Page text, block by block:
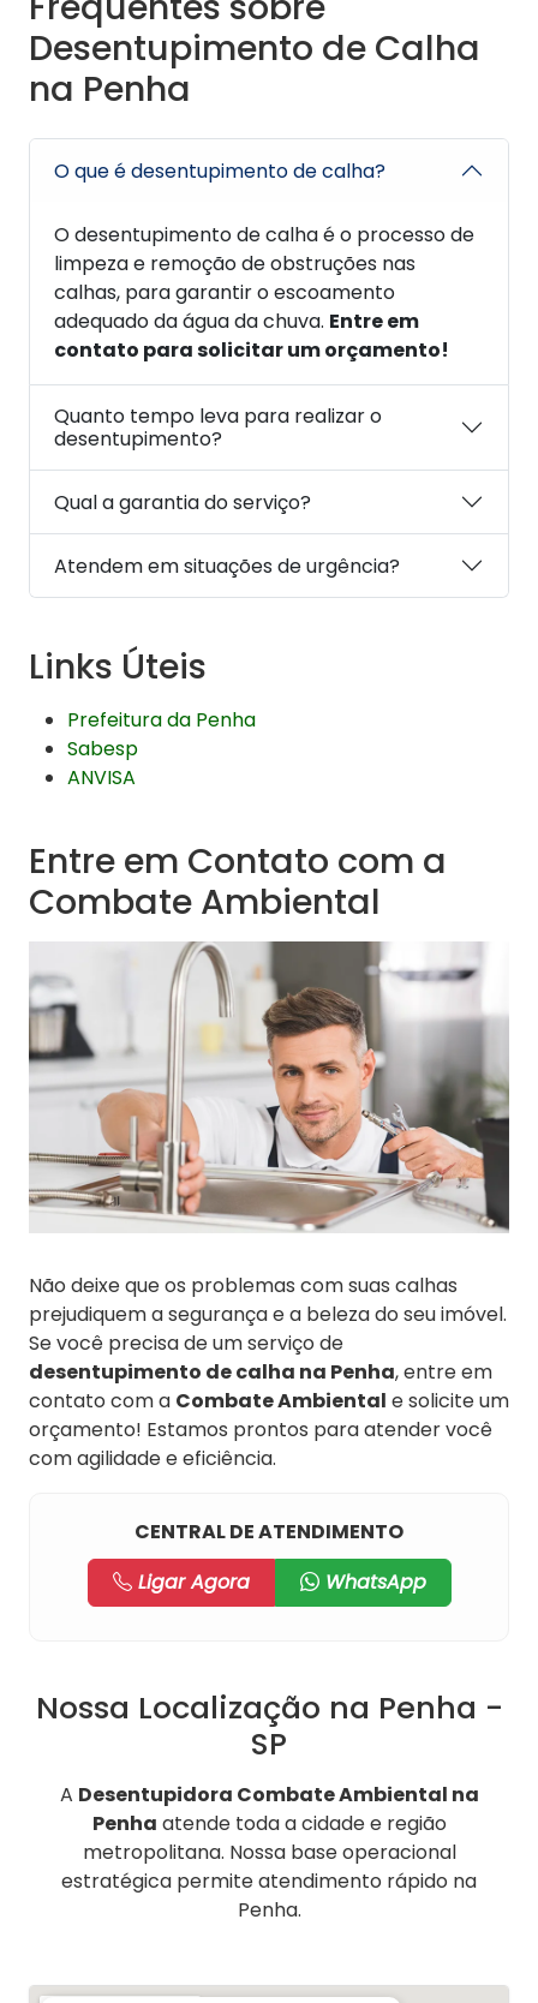
Desentupimento de Calha
na Penha
O que é desentupimento de calha?
O desentupimento de calha é o processo de
limpeza e remoção de obstruções nas
calhas, para garantir o escoamento
adequado da água da chuva. Entre em
contato para solicitar um orçamento!
Quanto tempo leva para realizar o
desentupimento?
Qual a garantia do serviço?
Atendem em situações de urgência?
Links Úteis
Prefeitura da Penha
Sabesp
ANVISA
Entre em Contato com a
Combate Ambiental
Não deixe que os problemas com suas calhas
prejudiquem a segurança e a beleza do seu imóvel.
Se você precisa de um serviço de
desentupimento de calha na Penha, entre em
contato com a Combate Ambiental e solicite um
orçamento! Estamos prontos para atender você
com agilidade e eficiência.
CENTRAL DE ATENDIMENTO
Ligar Agora
WhatsApp
Nossa Localização na Penha -
SP
A Desentupidora Combate Ambiental na
Penha atende toda a cidade e região
metropolitana. Nossa base operacional
estratégica permite atendimento rápido na
Penha.